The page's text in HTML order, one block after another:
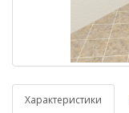
Характеристики